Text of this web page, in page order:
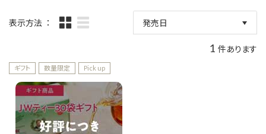
表示方法 発売日
1 件あります
ギフト 数量限定 Pick up